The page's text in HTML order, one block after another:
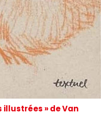
» de Van